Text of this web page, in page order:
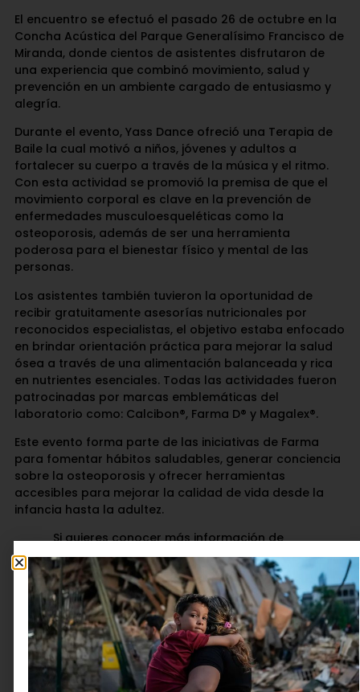
El encuentro se efectuó el pasado 26 de octubre en la
Concha Acústica del Parque Generalísimo Francisco de
Miranda, donde cientos de asistentes disfrutaron de
una experiencia que combinó movimiento, salud y
prevención en un ambiente cargado de entusiasmo y
alegría.
Durante el evento, Yass Dance ofreció una Terapia de
Baile la cual motivó a niños, jóvenes y adultos a
fortalecer su cuerpo a través de la música y el ritmo.
Con esta actividad se promovió la premisa de que el
movimiento corporal es clave en la prevención de
enfermedades musculoesqueléticas como la
osteoporosis, además de ser una herramienta
poderosa para el bienestar físico y mental de las
personas.
Los asistentes también tuvieron la oportunidad de
recibir gratuitamente asesorías nutricionales por
reconocidos especialistas, el objetivo estaba enfocado
en brindar orientación práctica para mejorar la salud
ósea a través de una alimentación balanceada y rica
en nutrientes esenciales. Todas las actividades fueron
patrocinadas por marcas emblemáticas del
laboratorio como: Calcibon®, Farma D® y Magalex®.
Este evento forma parte de las iniciativas de Farma
para fomentar hábitos saludables, generar conciencia
sobre la osteoporosis y ofrecer herramientas
accesibles para mejorar la calidad de vida desde la
infancia hasta la adultez.
Si quieres conocer más información de
actividades y novedades del laboratorio ingresa a su
página webwww.laboratoriosfarma.como síguelos
por sus redes sociales: Instagram:
Laboratoriosfarma| Facebook:Laboratorios Farma|
Twitter: @LabFarma_ve| LinkedIn:Laboratorios Farma
| YouTube:Laboratorios Farma.
¡Laboratorios Farma, cuidándote muy de cerca!